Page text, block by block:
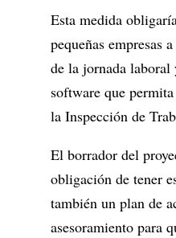
Esta medida
pequeñas empresas
de la jornada
software que
la Inspección de
El borrador del
obligación de tener
también un plan de
asesoramiento para